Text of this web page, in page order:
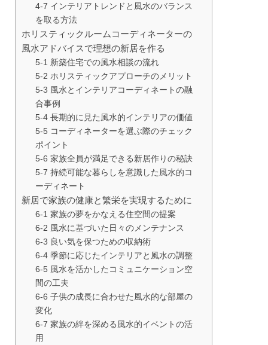
4-7 インテリアトレンドと風水のバランス
を取る方法
ホリスティックルームコーディネーターの
風水アドバイスで理想の新居を作る
5-1 新築住宅での風水相談の流れ
5-2 ホリスティックアプローチのメリット
5-3 風水とインテリアコーディネートの融
合事例
5-4 長期的に見た風水的インテリアの価値
5-5 コーディネーターを選ぶ際のチェック
ポイント
5-6 家族全員が満足できる新居作りの秘訣
5-7 持続可能な暮らしを意識した風水的コ
ーディネート
新居で家族の健康と繁栄を実現するために
6-1 家族の夢をかなえる住空間の提案
6-2 風水に基づいた日々のメンテナンス
6-3 良い気を保つための収納術
6-4 季節に応じたインテリアと風水の調整
6-5 風水を活かしたコミュニケーション空
間の工夫
6-6 子供の成長に合わせた風水的な部屋の
変化
6-7 家族の絆を深める風水的イベントの活
用